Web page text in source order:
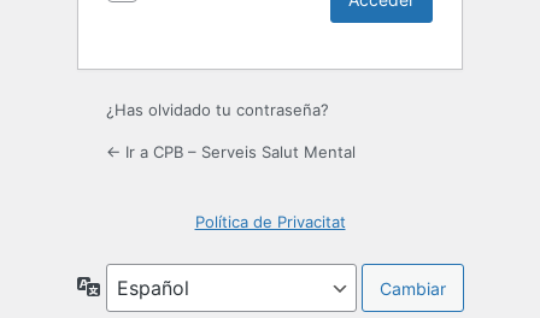
¿Has olvidado tu contraseña?
← Ir a CPB – Serveis Salut Mental
Política de Privacitat
Idioma